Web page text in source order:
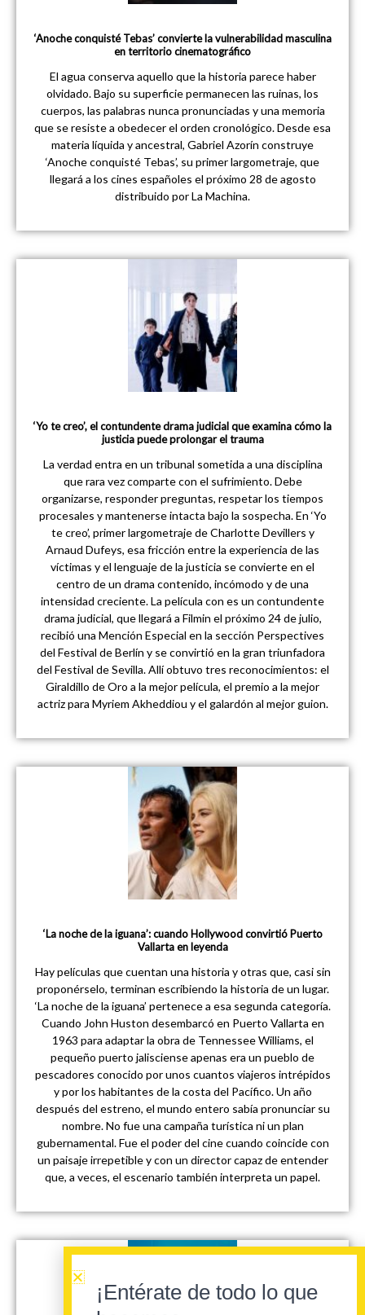
‘Anoche conquisté Tebas’ convierte la vulnerabilidad masculina
en territorio cinematográfico
El agua conserva aquello que la historia parece haber
olvidado. Bajo su superficie permanecen las ruinas, los
cuerpos, las palabras nunca pronunciadas y una memoria
que se resiste a obedecer el orden cronológico. Desde esa
materia líquida y ancestral, Gabriel Azorín construye
‘Anoche conquisté Tebas’, su primer largometraje, que
llegará a los cines españoles el próximo 28 de agosto
distribuido por La Machina.
‘Yo te creo’, el contundente drama judicial que examina cómo la
justicia puede prolongar el trauma
La verdad entra en un tribunal sometida a una disciplina
que rara vez comparte con el sufrimiento. Debe
organizarse, responder preguntas, respetar los tiempos
procesales y mantenerse intacta bajo la sospecha. En ‘Yo
te creo’, primer largometraje de Charlotte Devillers y
Arnaud Dufeys, esa fricción entre la experiencia de las
víctimas y el lenguaje de la justicia se convierte en el
centro de un drama contenido, incómodo y de una
intensidad creciente. La película con es un contundente
drama judicial, que llegará a Filmin el próximo 24 de julio,
recibió una Mención Especial en la sección Perspectives
del Festival de Berlín y se convirtió en la gran triunfadora
del Festival de Sevilla. Allí obtuvo tres reconocimientos: el
Giraldillo de Oro a la mejor película, el premio a la mejor
actriz para Myriem Akheddiou y el galardón al mejor guion.
‘La noche de la iguana’: cuando Hollywood convirtió Puerto
Vallarta en leyenda
Hay películas que cuentan una historia y otras que, casi sin
proponérselo, terminan escribiendo la historia de un lugar.
‘La noche de la iguana’ pertenece a esa segunda categoría.
Cuando John Huston desembarcó en Puerto Vallarta en
1963 para adaptar la obra de Tennessee Williams, el
pequeño puerto jalisciense apenas era un pueblo de
pescadores conocido por unos cuantos viajeros intrépidos
y por los habitantes de la costa del Pacífico. Un año
después del estreno, el mundo entero sabía pronunciar su
nombre. No fue una campaña turística ni un plan
gubernamental. Fue el poder del cine cuando coincide con
un paisaje irrepetible y con un director capaz de entender
que, a veces, el escenario también interpreta un papel.
¡Entérate de todo lo que